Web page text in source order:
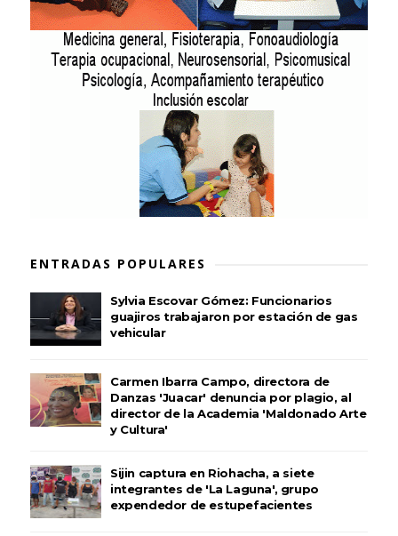
ENTRADAS POPULARES
Sylvia Escovar Gómez: Funcionarios
guajiros trabajaron por estación de gas
vehicular
Carmen Ibarra Campo, directora de
Danzas 'Juacar' denuncia por plagio, al
director de la Academia 'Maldonado Arte
y Cultura'
Sijin captura en Riohacha, a siete
integrantes de 'La Laguna', grupo
expendedor de estupefacientes